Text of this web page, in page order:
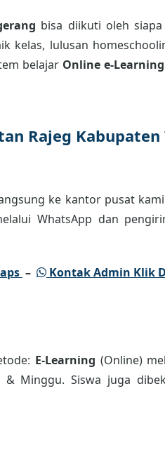
bisa diikuti oleh
kelas, lulusan
belajar Online e-Learning
Rajeg Kabupaten
ke kantor pusat
WhatsApp dan
– Kontak Admin Klik
E-Learning (Online)
Minggu. Siswa juga